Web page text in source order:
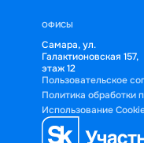
ОФИСЫ
Самара, ул.
Галактионовская 157,
этаж 12
Пользовательское
Политика обработки
Использование